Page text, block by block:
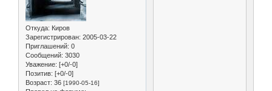
Откуда: Киров
Зарегистрирован: 2005-03-22
Приглашений: 0
Сообщений: 3030
Уважение: [+0/-0]
Позитив: [+0/-0]
Возраст: 36 [1990-05-16]